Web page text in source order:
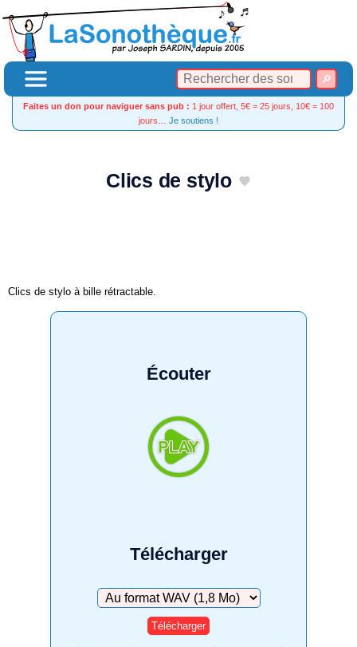
Faites un don pour naviguer sans pub : 1 jour offert, 5€ = 25 jours, 10€ = 100
jours… Je soutiens !
Clics de stylo
Clics de stylo à bille rétractable.
Écouter
Télécharger
Télécharger